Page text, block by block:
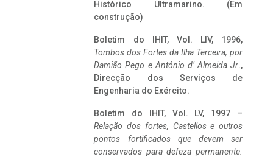
Histórico Ultramarino. (Em
construção)
Boletim do IHIT, Vol. LIV, 1996,
Tombos dos Fortes da Ilha Terceira, por
Damião Pego e António d’ Almeida Jr.,
Direcção dos Serviços de
Engenharia do Exército.
Boletim do IHIT, Vol. LV, 1997 –
Relação dos fortes, Castellos e outros
pontos fortificados que devem ser
conservados para defeza permanente.